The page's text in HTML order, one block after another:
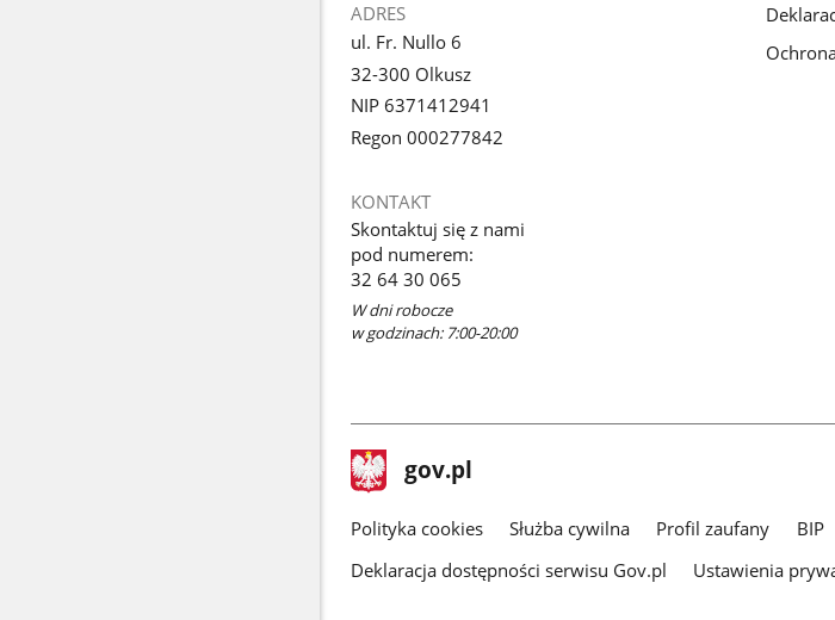
ADRES
ul. Fr. Nullo 6
32-300 Olkusz
NIP 6371412941
Regon 000277842
KONTAKT
Skontaktuj się z nami
pod numerem:
32 64 30 065
W dni robocze
w godzinach: 7:00-20:00
stopka
gov.pl Strona
gov.pl
gov.pl
Polityka cookies Służba cywilna Profil zaufany BIP
Deklaracja dostępności serwisu Gov.pl
Ustawienia